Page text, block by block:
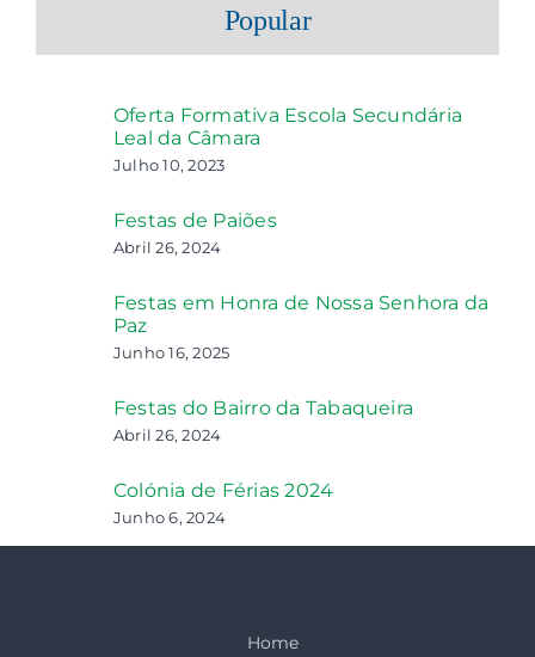
Popular
Oferta Formativa Escola Secundária
Leal da Câmara
Julho 10, 2023
Festas de Paiões
Abril 26, 2024
Festas em Honra de Nossa Senhora da
Paz
Junho 16, 2025
Festas do Bairro da Tabaqueira
Abril 26, 2024
Colónia de Férias 2024
Junho 6, 2024
Home